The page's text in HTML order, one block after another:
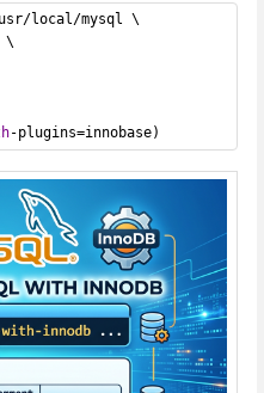
local/mysql \
\
-plugins=innobase)